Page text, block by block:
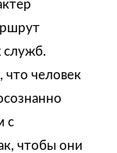
служб.
что человек
с
чтобы они